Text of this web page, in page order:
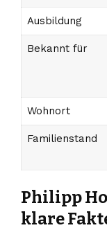
Ausbildung
Bekannt für
Wohnort
Familienstand
Philipp
klare